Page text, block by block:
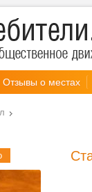
Отзывы о местах